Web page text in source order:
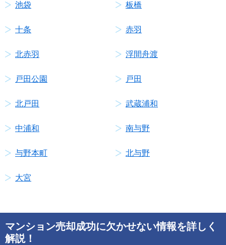
池袋 板橋
十条 赤羽
北赤羽 浮間舟渡
戸田公園 戸田
北戸田 武蔵浦和
中浦和 南与野
与野本町 北与野
大宮
マンション売却成功に欠かせない情報を詳しく
解説！